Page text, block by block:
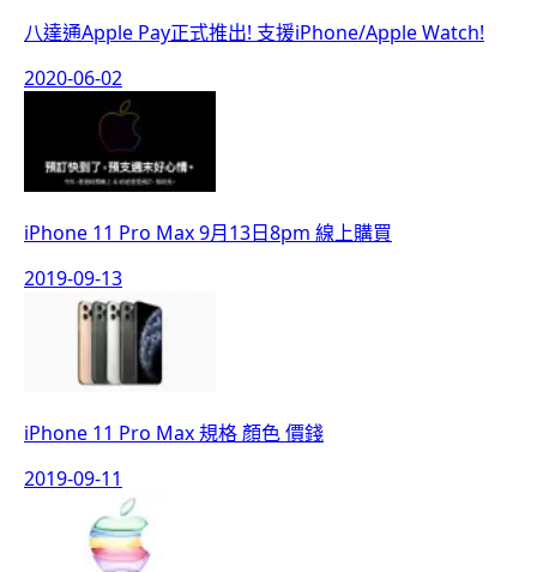
八達通Apple Pay正式推出! 支援iPhone/Apple Watch!
2020-06-02
iPhone 11 Pro Max 9月13日8pm 線上購買
2019-09-13
iPhone 11 Pro Max 規格 顏色 價錢
2019-09-11